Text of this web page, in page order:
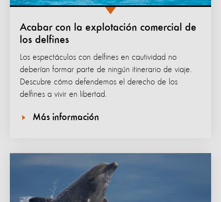
Acabar con la explotación comercial de
los delfines
Los espectáculos con delfines en cautividad no
deberían formar parte de ningún itinerario de viaje.
Descubre cómo defendemos el derecho de los
delfines a vivir en libertad.
Más información